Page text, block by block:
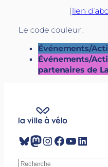
[lien
Le code couleur :
Événements/
Événements/
partenaires de
Bluesky Mastodon InstagramFacebook YouTube LinkedIn
R